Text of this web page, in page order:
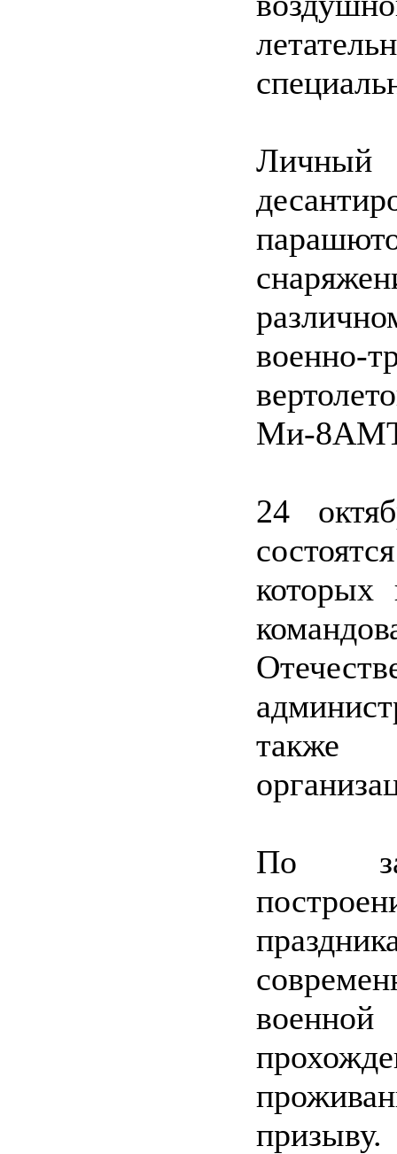
Личный
военно-
Ми-
24
которых
также
По
призыву.